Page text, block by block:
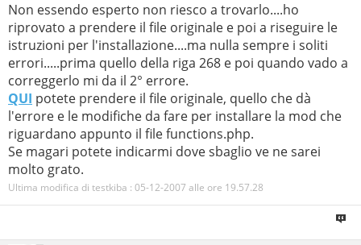
Non essendo esperto non riesco a trovarlo....ho
riprovato a prendere il file originale e poi a riseguire le
istruzioni per l'installazione....ma nulla sempre i soliti
errori.....prima quello della riga 268 e poi quando vado a
correggerlo mi da il 2° errore.
QUI potete prendere il file originale, quello che dà
l'errore e le modifiche da fare per installare la mod che
riguardano appunto il file functions.php.
Se magari potete indicarmi dove sbaglio ve ne sarei
molto grato.
Ultima modifica di testkiba : 05-12-2007 alle ore 19.57.28